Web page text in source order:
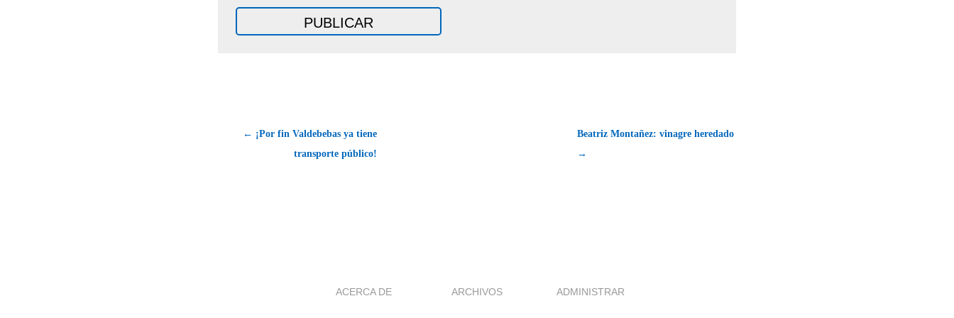
← ¡Por fin Valdebebas ya tiene
transporte público!
Beatriz Montañez: vinagre heredado
→
ACERCA DE ARCHIVOS ADMINISTRAR